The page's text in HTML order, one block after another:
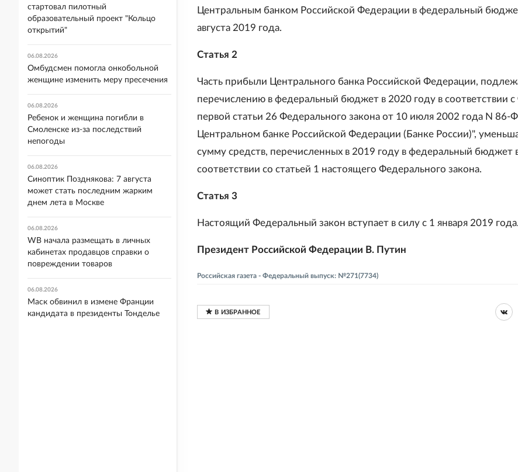
Центральным банком Российской Федерации в федеральный
августа 2019 года.
Статья 2
Часть прибыли Центрального банка Российской Федерации,
перечислению в федеральный бюджет в 2020 году в соответствии с
первой статьи 26 Федерального закона от 10 июля 2002 года N 86-
Центральном банке Российской Федерации (Банке России)",
сумму средств, перечисленных в 2019 году в федеральный бюджет
соответствии со статьей 1 настоящего Федерального закона.
Статья 3
Настоящий Федеральный закон вступает в силу с 1 января 2019 года.
Президент Российской Федерации В. Путин
Российская газета - Федеральный выпуск: №271(7734)
стартовал пилотный
образовательный проект "Кольцо
открытий"
06.08.2026
Омбудсмен помогла онкобольной
женщине изменить меру пресечения
06.08.2026
Ребенок и женщина погибли в
Смоленске из-за последствий
непогоды
06.08.2026
Синоптик Позднякова: 7 августа
может стать последним жарким
днем лета в Москве
06.08.2026
WB начала размещать в личных
кабинетах продавцов справки о
повреждении товаров
06.08.2026
Маск обвинил в измене Франции
кандидата в президенты Тонделье